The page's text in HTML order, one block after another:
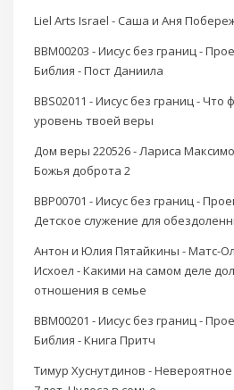
Liel Arts Israel - Саша и Аня
BBM00203 - Иисус без границ -
Библия - Пост Даниила
BBS02011 - Иисус без границ - Что
уровень твоей веры
Дом веры 220526 - Лариса
Божья доброта 2
BBP00701 - Иисус без границ -
Детское служение для
Антон и Юлия Пятайкины - Матс-
Исхоел - Какими на самом деле
отношения в семье
BBM00201 - Иисус без границ -
Библия - Книга Притч
Тимур Хуснутдинов -